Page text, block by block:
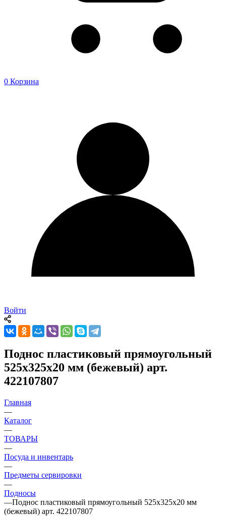
0 Корзина
Войти
Поднос пластиковый прямоугольный
525х325х20 мм (бежевый) арт.
422107807
Главная
—
Каталог
—
ТОВАРЫ
—
Посуда и инвентарь
—
Предметы сервировки
—
Подносы
—Поднос пластиковый прямоугольный 525х325х20 мм
(бежевый) арт. 422107807